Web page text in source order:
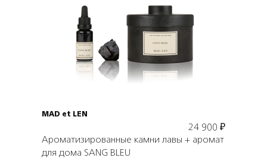
Подробнее
В корзину
MAD et LEN
24 900 ₽
Ароматизированные камни лавы + аромат
для дома SANG BLEU